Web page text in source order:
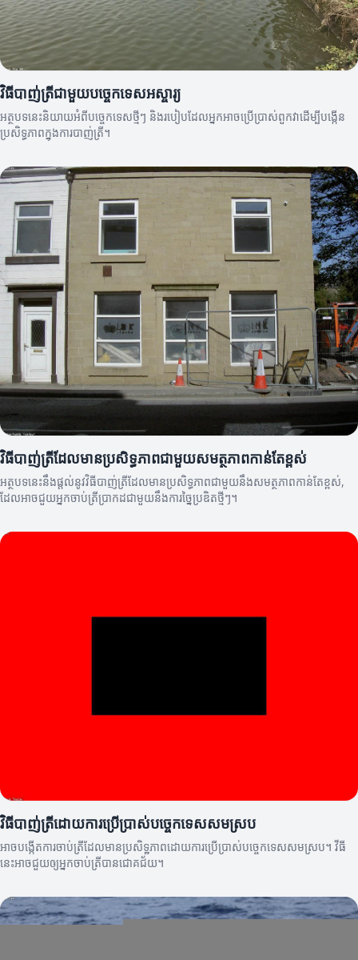
វិធីបាញ់ត្រីជាមួយបច្ចេកទេសអស្ចារ្យ
អត្ថបទនេះនិយាយអំពីបច្ចេកទេសថ្មីៗ និងរបៀបដែលអ្នកអាចប្រើប្រាស់ពួកវាដើម្បីបង្កើន
ប្រសិទ្ធភាពក្នុងការបាញ់ត្រី។
វិធីបាញ់ត្រីដែលមានប្រសិទ្ធភាពជាមួយសមត្ថភាពកាន់តែខ្ពស់
អត្ថបទនេះនឹងផ្តល់នូវវិធីបាញ់ត្រីដែលមានប្រសិទ្ធភាពជាមួយនឹងសមត្ថភាពកាន់តែខ្ពស់,
ដែលអាចជួយអ្នកចាប់ត្រីប្រាកដជាមួយនឹងការច្នៃប្រឌិតថ្មីៗ។
វិធីបាញ់ត្រីដោយការប្រើប្រាស់បច្ចេកទេសសមស្រប
អាចបង្កើតការចាប់ត្រីដែលមានប្រសិទ្ឋភាពដោយការប្រើប្រាស់បច្ចេកទេសសមស្រប។ វីធី
នេះអាចជួយឲ្យអ្នកចាប់ត្រីបានជោគជ័យ។